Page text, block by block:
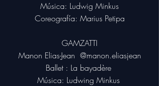
Música: Ludwig Minkus
Coreografía: Marius Petipa
GAMZATTI
Manon Elias-Jean @manon.eliasjean
Ballet : La bayadère
Música: Ludwing Minkus